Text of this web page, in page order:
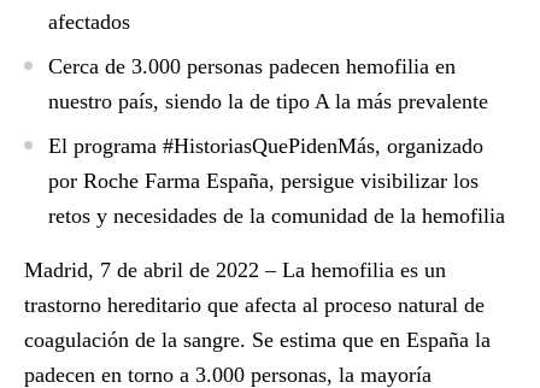
afectados
Cerca de 3.000 personas padecen hemofilia en
nuestro país, siendo la de tipo A la más prevalente
El programa #HistoriasQuePidenMás, organizado
por Roche Farma España, persigue visibilizar los
retos y necesidades de la comunidad de la hemofilia
Madrid, 7 de abril de 2022 –La hemofilia es un
trastorno hereditario que afecta al proceso natural de
coagulación de la sangre. Se estima que en España la
padecen en torno a 3.000 personas, la mayoría